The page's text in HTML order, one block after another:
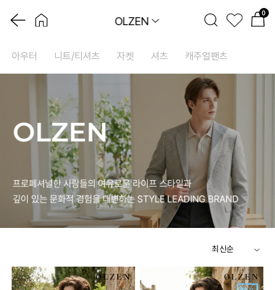
0
OLZEN
아우터 니트/티셔츠 자켓 셔츠 캐주얼팬츠